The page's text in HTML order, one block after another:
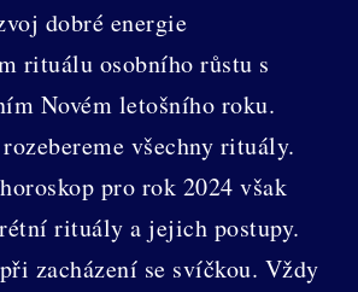
dobré energie
rituálu osobního růstu s
Novém letošního roku.
všechny rituály.
pro rok 2024 však
rituály a jejich postupy.
zacházení se svíčkou. Vždy